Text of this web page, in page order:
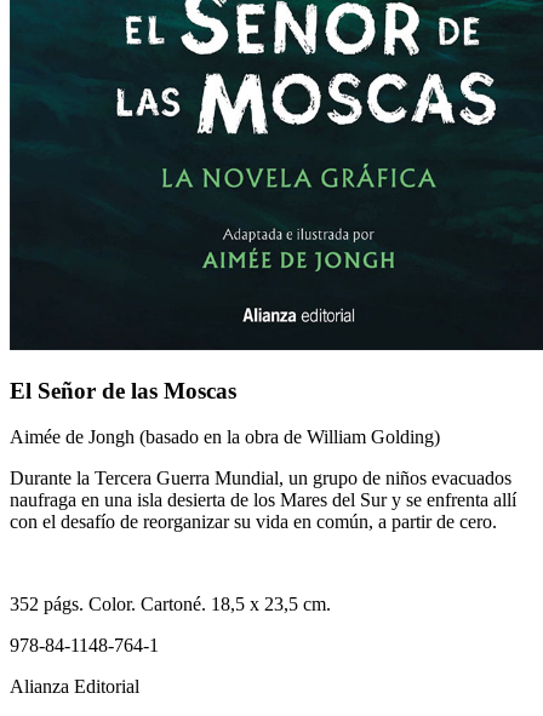
El Señor de las Moscas
Aimée de Jongh (basado en la obra de William Golding)
Durante la Tercera Guerra Mundial, un grupo de niños evacuados
naufraga en una isla desierta de los Mares del Sur y se enfrenta allí
con el desafío de reorganizar su vida en común, a partir de cero.
352 págs. Color. Cartoné. 18,5 x 23,5 cm.
978-84-1148-764-1
Alianza Editorial